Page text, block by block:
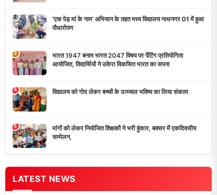
2
‘एक पेड़ मां के नाम’ अभियान के तहत मध्य विद्यालय नाथनगर 01 में हुआ
पौधारोपण
3
भारत 1947 बनाम भारत 2047 विषय पर पेंटिंग प्रतियोगिता
आयोजित, विद्यार्थियों ने उकेरा विकसित भारत का सपना
4 विद्यालय को गोद लेकर बच्चों के उज्ज्वल भविष्य का लिया संकल्प
5
मांगों को लेकर नियोजित शिक्षकों ने भरी हुंकार, बक्सर में एकदिवसीय
सम्मेलन,
LATEST NEWS